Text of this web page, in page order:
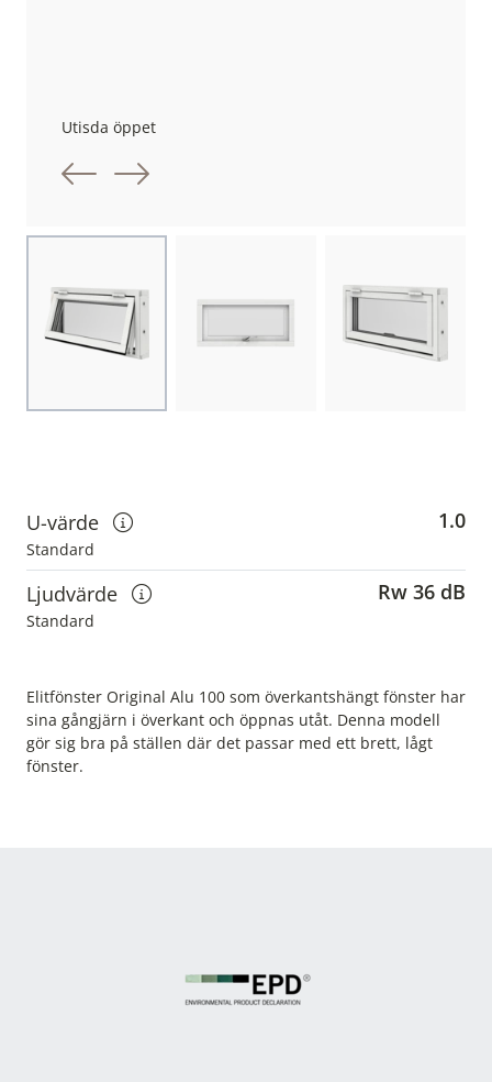
Föregående bild
Nästa bild
Utisda öppet
U-värde
Visa information om u-värden
Standard
1.0
Ljudvärde
Visa information om ljudvärden
Standard
Rw 36 dB
Elitfönster Original Alu 100 som överkantshängt fönster har
sina gångjärn i överkant och öppnas utåt. Denna modell
gör sig bra på ställen där det passar med ett brett, lågt
fönster.